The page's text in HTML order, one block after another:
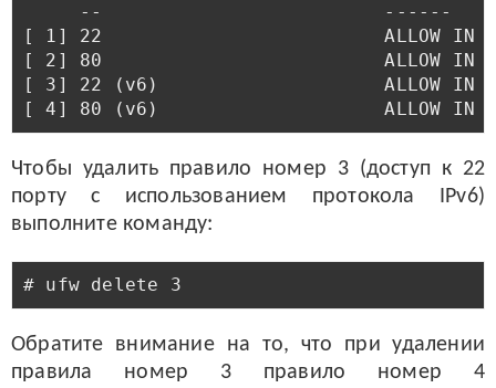
--                         ------
[ 1] 22                         ALLOW IN
[ 2] 80                         ALLOW IN
[ 3] 22 (v6)                    ALLOW IN
Чтобы удалить правило номер 3 (доступ к 22
порту с использованием протокола IPv6)
выполните команду:
Обратите внимание на то, что при удалении
правила номер 3 правило номер 4